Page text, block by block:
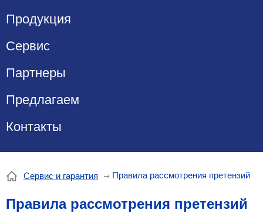
Продукция
Сервис
Партнеры
Предлагаем
Контакты
Сервис и гарантия Правила рассмотрения претензий
Правила рассмотрения претензий